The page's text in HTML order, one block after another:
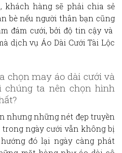
khách hàng sẽ phải chia sẻ
bè nếu người thân bạn cũng
đám cưới, bởi độ tin cậy và
dịch vụ Áo Dài CướiTài Lộc
chọn may áo dài cưới và
ta nên chọn hình
nhưng những nét đẹp truyền
ngày cưới vẫn không bị
đó lại ngày càng phát